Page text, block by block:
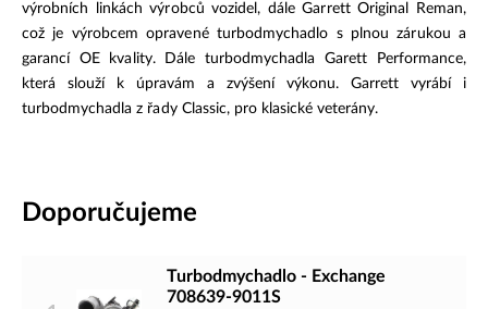
výrobních linkách výrobců vozidel, dále Garrett Original Reman,
což je výrobcem opravené turbodmychadlo s plnou zárukou a
garancí OE kvality. Dále turbodmychadla Garett Performance,
která slouží k úpravám a zvýšení výkonu. Garrett vyrábí i
turbodmychadla z řady Classic, pro klasické veterány.
Doporučujeme
Turbodmychadlo - Exchange
708639-9011S